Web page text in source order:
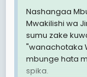
Nashangaa
Mwakilishi wa
sumu zake
"wanachotaka
mbunge hata
spika.